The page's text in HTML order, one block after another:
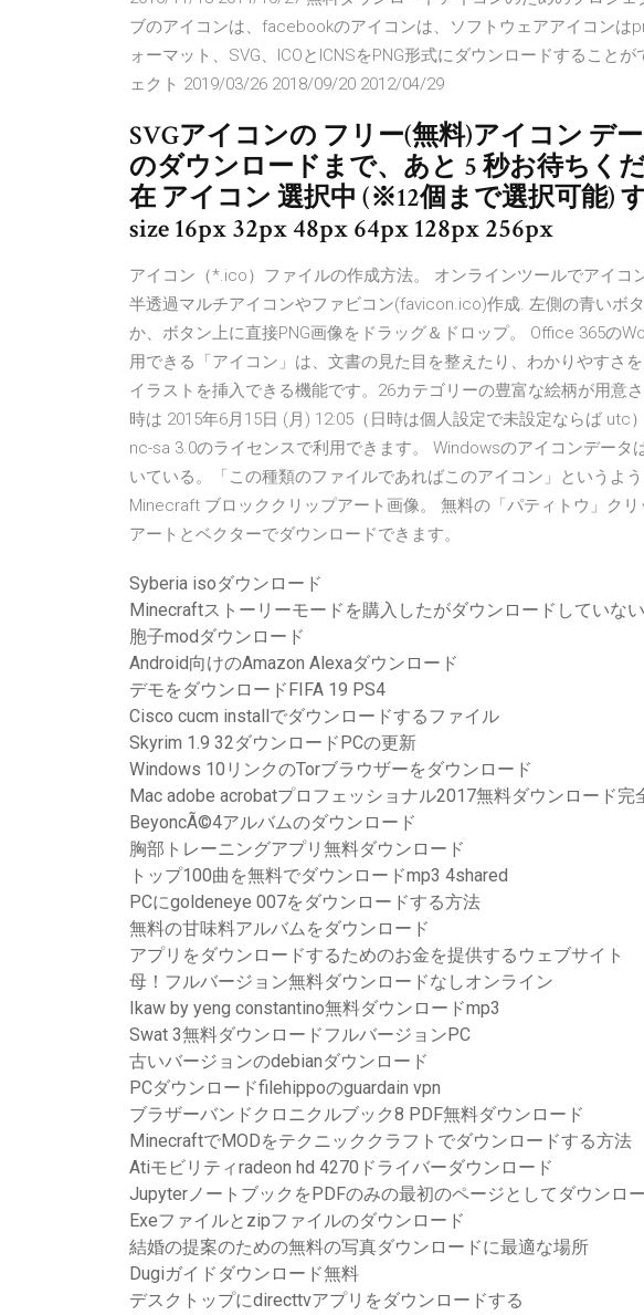
ブのアイコンは、facebookのアイコンは、ソフトウェアアイコンは
ォーマット、SVG、ICOとICNSをPNG形式にダウンロードすること
ェクト 2019/03/26 2018/09/20 2012/04/29
SVGアイコンの フリー(無料)アイコン デ
のダウンロードまで、あと 5 秒お待ちく
在 アイコン 選択中 (※12個まで選択可能)
size 16px 32px 48px 64px 128px 256px
アイコン（*.ico）ファイルの作成方法。 オンラインツールでアイコ
半透過マルチアイコンやファビコン(favicon.ico)作成. 左側の青いボ
か、ボタン上に直接PNG画像をドラッグ＆ドロップ。 Office 365の
用できる「アイコン」は、文書の見た目を整えたり、わかりやすさ
イラストを挿入できる機能です。26カテゴリーの豊富な絵柄が用意
時は 2015年6月15日 (月) 12:05（日時は個人設定で未設定ならば utc
nc-sa 3.0のライセンスで利用できます。 Windowsのアイコンデータ
いている。「この種類のファイルであればこのアイコン」というよ
Minecraft ブロッククリップアート画像。 無料の「パティトウ」ク
アートとベクターでダウンロードできます。
Syberia isoダウンロード
Minecraftストーリーモードを購入したがダウンロードしていない
胞子modダウンロード
Android向けのAmazon Alexaダウンロード
デモをダウンロードFIFA 19 PS4
Cisco cucm installでダウンロードするファイル
Skyrim 1.9 32ダウンロードPCの更新
Windows 10リンクのTorブラウザーをダウンロード
Mac adobe acrobatプロフェッショナル2017無料ダウンロード完
BeyoncÃ©4アルバムのダウンロード
胸部トレーニングアプリ無料ダウンロード
トップ100曲を無料でダウンロードmp3 4shared
PCにgoldeneye 007をダウンロードする方法
無料の甘味料アルバムをダウンロード
アプリをダウンロードするためのお金を提供するウェブサイト
母！フルバージョン無料ダウンロードなしオンライン
Ikaw by yeng constantino無料ダウンロードmp3
Swat 3無料ダウンロードフルバージョンPC
古いバージョンのdebianダウンロード
PCダウンロードfilehippoのguardain vpn
ブラザーバンドクロニクルブック8 PDF無料ダウンロード
MinecraftでMODをテクニッククラフトでダウンロードする方法
Atiモビリティradeon hd 4270ドライバーダウンロード
JupyterノートブックをPDFのみの最初のページとしてダウンロ
Exeファイルとzipファイルのダウンロード
結婚の提案のための無料の写真ダウンロードに最適な場所
Dugiガイドダウンロード無料
デスクトップにdirecttvアプリをダウンロードする